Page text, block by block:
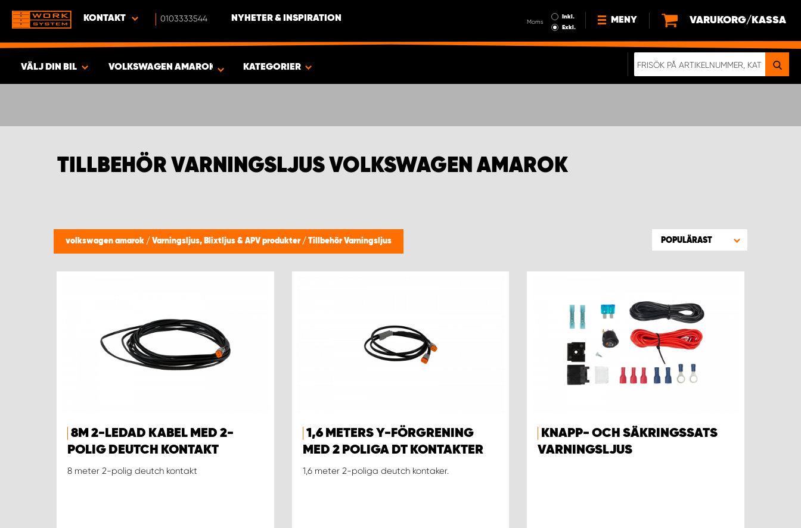
KONTAKT 0103333544 NYHETER & INSPIRATION Moms
Inkl.
Exkl.
MENY
NYHETER
VARUKORG/KASSA
VÄLJ DIN BIL
PRODUKTER
VOLKSWAGEN AMAROK KATEGORIER
TILLBEHÖR VARNINGSLJUS VOLKSWAGEN AMAROK
volkswagen amarok / Varningsljus, Blixtljus & APV produkter / Tillbehör Varningsljus POPULÄRAST
8M 2-LEDAD KABEL MED 2-
POLIG DEUTCH KONTAKT
8 meter 2-polig deutch kontakt
1,6 METERS Y-FÖRGRENING
MED 2 POLIGA DT KONTAKTER
1,6 meter 2-poliga deutch kontaker.
KNAPP- OCH SÄKRINGSSATS
VARNINGSLJUS